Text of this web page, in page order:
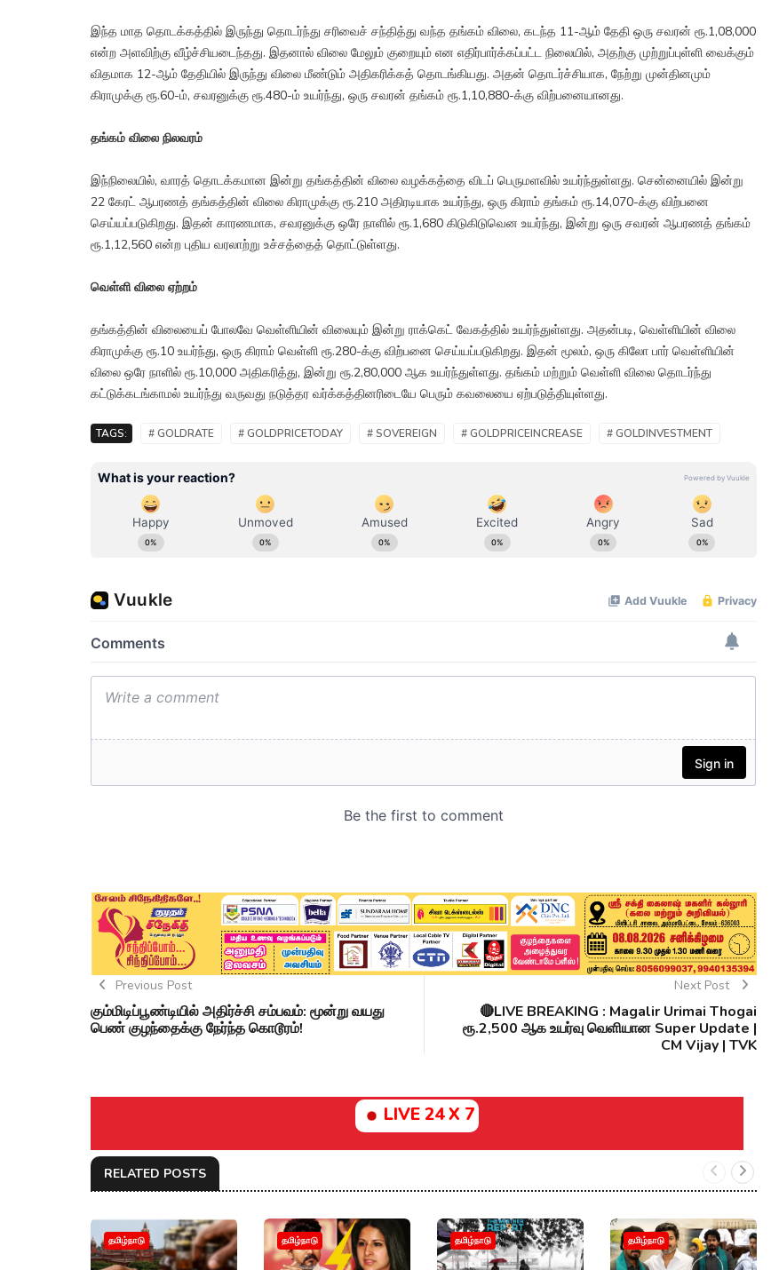
இந்த மாத தொடக்கத்தில் இருந்து தொடர்ந்து சரிவைச் சந்தித்து வந்த தங்கம் விலை, கடந்த 11-ஆம் தேதி ஒரு சவரன் ரூ.1,08,000
என்ற அளவிற்கு வீழ்ச்சியடைந்தது. இதனால் விலை மேலும் குறையும் என எதிர்பார்க்கப்பட்ட நிலையில், அதற்கு முற்றுப்புள்ளி வைக்கும்
விதமாக 12-ஆம் தேதியில் இருந்து விலை மீண்டும் அதிகரிக்கத் தொடங்கியது. அதன் தொடர்ச்சியாக, நேற்று முன்தினமும்
கிராமுக்கு ரூ.60-ம், சவரனுக்கு ரூ.480-ம் உயர்ந்து, ஒரு சவரன் தங்கம் ரூ.1,10,880-க்கு விற்பனையானது.
தங்கம் விலை நிலவரம்
இந்நிலையில், வாரத் தொடக்கமான இன்று தங்கத்தின் விலை வழக்கத்தை விடப் பெருமளவில் உயர்ந்துள்ளது. சென்னையில் இன்று
22 கேரட் ஆபரணத் தங்கத்தின் விலை கிராமுக்கு ரூ.210 அதிரடியாக உயர்ந்து, ஒரு கிராம் தங்கம் ரூ.14,070-க்கு விற்பனை
செய்யப்படுகிறது. இதன் காரணமாக, சவரனுக்கு ஒரே நாளில் ரூ.1,680 கிடுகிடுவென உயர்ந்து, இன்று ஒரு சவரன் ஆபரணத் தங்கம்
ரூ.1,12,560 என்ற புதிய வரலாற்று உச்சத்தைத் தொட்டுள்ளது.
வெள்ளி விலை ஏற்றம்
தங்கத்தின் விலையைப் போலவே வெள்ளியின் விலையும் இன்று ராக்கெட் வேகத்தில் உயர்ந்துள்ளது. அதன்படி, வெள்ளியின் விலை
கிராமுக்கு ரூ.10 உயர்ந்து, ஒரு கிராம் வெள்ளி ரூ.280-க்கு விற்பனை செய்யப்படுகிறது. இதன் மூலம், ஒரு கிலோ பார் வெள்ளியின்
விலை ஒரே நாளில் ரூ.10,000 அதிகரித்து, இன்று ரூ.2,80,000 ஆக உயர்ந்துள்ளது. தங்கம் மற்றும் வெள்ளி விலை தொடர்ந்து
கட்டுக்கடங்காமல் உயர்ந்து வருவது நடுத்தர வர்க்கத்தினரிடையே பெரும் கவலையை ஏற்படுத்தியுள்ளது.
TAGS: # GOLDRATE # GOLDPRICETODAY # SOVEREIGN # GOLDPRICEINCREASE # GOLDINVESTMENT
Previous Post
கும்மிடிப்பூண்டியில் அதிர்ச்சி சம்பவம்: மூன்று வயது
பெண் குழந்தைக்கு நேர்ந்த கொடூரம்!
Next Post
🔴LIVE BREAKING : Magalir Urimai Thogai
ரூ.2,500 ஆக உயர்வு வெளியான Super Update |
CM Vijay | TVK
LIVE 24 X 7
RELATED POSTS
தமிழ்நாடு தமிழ்நாடு தமிழ்நாடு தமிழ்நாடு